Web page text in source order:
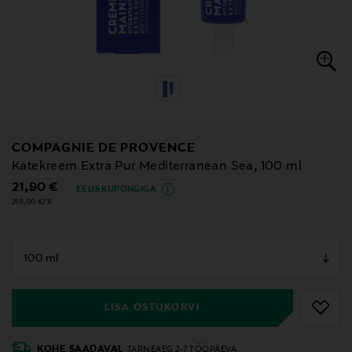
COMPAGNIE DE PROVENCE
Kätekreem Extra Pur Mediterranean Sea, 100 ml
Original Price
21,90 € EELIS KUPONGIGA
219,00 €/1l
LISA OSTUKORVI
KOHE SAADAVAL TARNEAEG 2-7 TÖÖPÄEVA